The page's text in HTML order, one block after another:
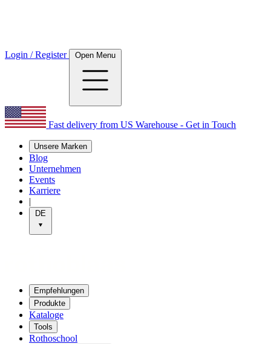
Login / Register Open Menu
Fast delivery from US Warehouse - Get in Touch
Unsere Marken
Blog
Unternehmen
Events
Karriere
|
DE
Empfehlungen
Produkte
Kataloge
Tools
Rothoschool